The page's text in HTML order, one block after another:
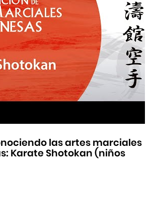
las artes marciales
Karate Shotokan (niños